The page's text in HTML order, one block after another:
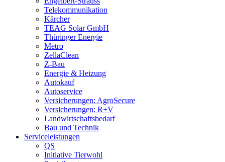
Telekommunikation
Kärcher
TEAG Solar GmbH
Thüringer Energie
Metro
ZellaClean
Z-Bau
Energie & Heizung
Autokauf
Autoservice
Versicherungen: AgroSecure
Versicherungen: R+V
Landwirtschaftsbedarf
Bau und Technik
Service­­leistungen
QS
Initiative Tierwohl